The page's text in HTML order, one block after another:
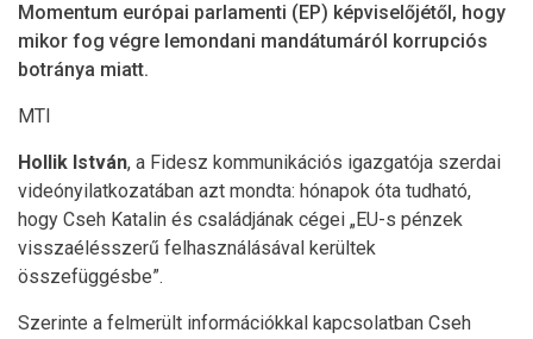
Momentum európai parlamenti (EP) képviselőjétől, hogy
mikor fog végre lemondani mandátumáról korrupciós
botránya miatt.
MTI
Hollik István, a Fidesz kommunikációs igazgatója szerdai
videónyilatkozatában azt mondta: hónapok óta tudható,
hogy Cseh Katalin és családjának cégei „EU-s pénzek
visszaélésszerű felhasználásával kerültek
összefüggésbe”.
Szerinte a felmerült információkkal kapcsolatban Cseh